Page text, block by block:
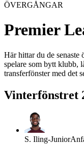
ÖVERGÅNGAR
Premier
Här hittar du de senaste
spelare som bytt klubb,
transferfönster med det
Vinterfönstret
S. Iling-Junior